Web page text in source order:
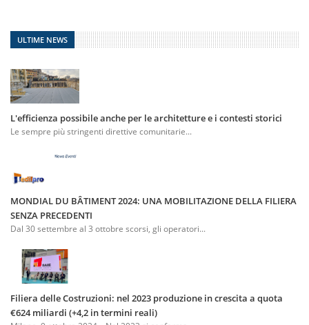
ULTIME NEWS
L'efficienza possibile anche per le architetture e i contesti storici
Le sempre più stringenti direttive comunitarie...
MONDIAL DU BÂTIMENT 2024: UNA MOBILITAZIONE DELLA FILIERA
SENZA PRECEDENTI
Dal 30 settembre al 3 ottobre scorsi, gli operatori...
Filiera delle Costruzioni: nel 2023 produzione in crescita a quota
€624 miliardi (+4,2 in termini reali)